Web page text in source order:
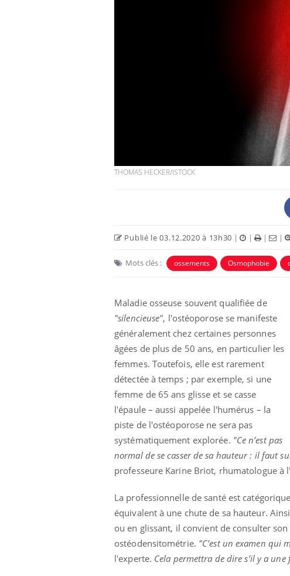
THOMAS HECKER/ISTOCK
Publié le 03.12.2020 à 13h30 | | | |
Mots clés : ossements Osmophobie
Maladie osseuse souvent qualifiée de
"silencieuse", l'ostéoporose se manifeste
généralement chez certaines personnes
âgées de plus de 50 ans, en particulier les
femmes. Toutefois, elle est rarement
détectée à temps ; par exemple, si une
femme de 65 ans glisse et se casse
l'épaule – aussi appelée l'humérus – la
piste de l'ostéoporose ne sera pas
systématiquement explorée. "Ce n’est pas
normal de se casser de sa hauteur : il faut
professeure Karine Briot, rhumatologue à
La professionnelle de santé est
équivalent à une chute de sa hauteur.
ou en glissant, il convient de consulter
ostéodensitométrie. "C’est un examen qui
l'experte. Cela permettra de dire s’il y a une
Grossesse à risque : ce jus
naturel attire l'attention
des chercheurs
Comment oublier les
écrans en vacances ?
Toujours connectés :
comment le travail
empiète de plus en plus
sur nos soirées